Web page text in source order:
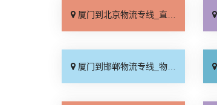
厦门到北京物流专线_直达不中转「送货到门」
厦门到邯郸物流专线_物流拼车「全境配送」